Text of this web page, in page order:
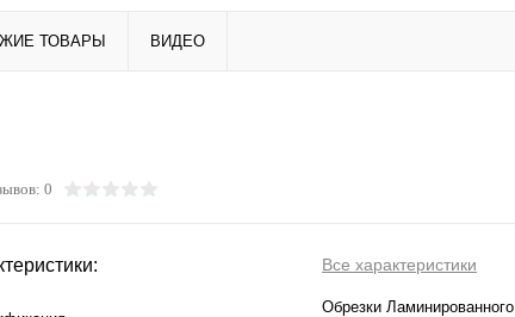
ТОВАРЫ ВИДЕО
0
Все характеристики
Обрезки Ламинированного